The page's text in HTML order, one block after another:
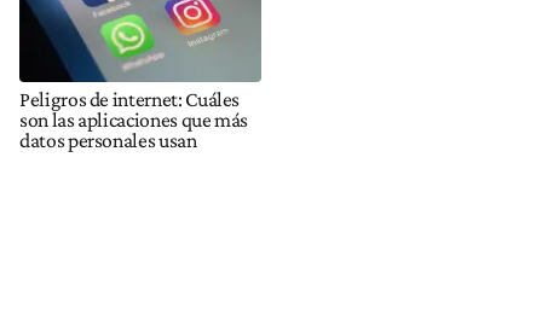
Peligros de internet: Cuáles
son las aplicaciones que más
datos personales usan